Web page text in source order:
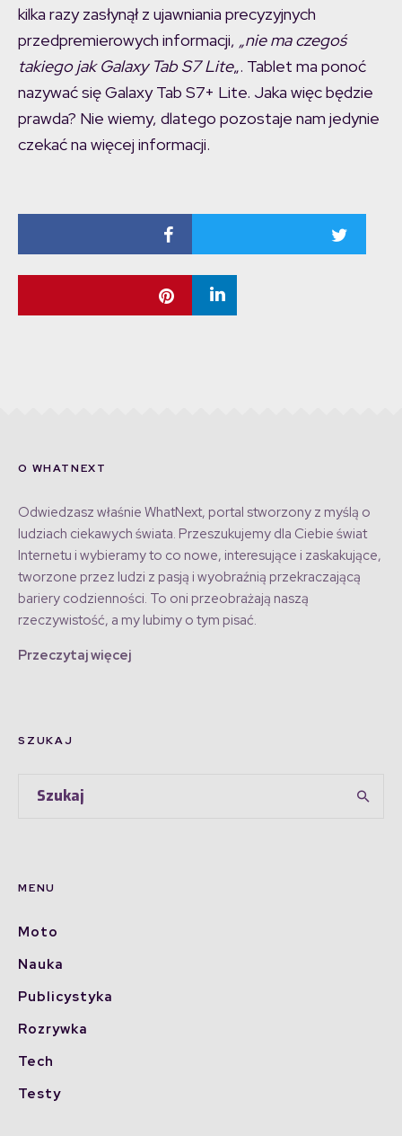
kilka razy zasłynął z ujawniania precyzyjnych
przedpremierowych informacji, „nie ma czegoś
takiego jak Galaxy Tab S7 Lite„. Tablet ma ponoć
nazywać się Galaxy Tab S7+ Lite. Jaka więc będzie
prawda? Nie wiemy, dlatego pozostaje nam jedynie
czekać na więcej informacji.
O WHATNEXT
Odwiedzasz właśnie WhatNext, portal stworzony z myślą o
ludziach ciekawych świata. Przeszukujemy dla Ciebie świat
Internetu i wybieramy to co nowe, interesujące i zaskakujące,
tworzone przez ludzi z pasją i wyobraźnią przekraczającą
bariery codzienności. To oni przeobrażają naszą
rzeczywistość, a my lubimy o tym pisać.
Przeczytaj więcej
SZUKAJ
MENU
Moto
Nauka
Publicystyka
Rozrywka
Tech
Testy